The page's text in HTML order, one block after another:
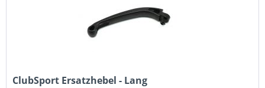
ClubSport Ersatzhebel - Lang